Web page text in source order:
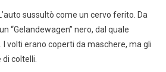
sussultò come un cervo ferito. Da
“Gelandewagen” nero, dal quale
volti erano coperti da maschere, ma gli
coltelli.